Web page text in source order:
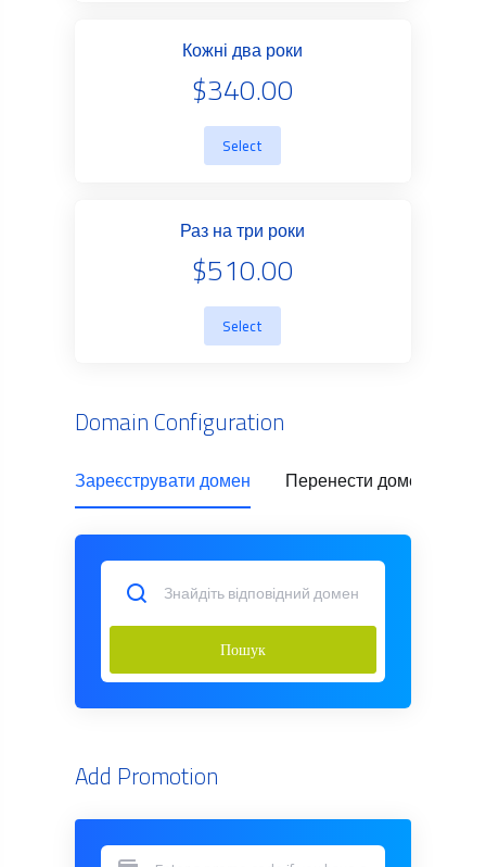
Кожні два роки
$340.00
Select
Раз на три роки
$510.00
Select
Domain Configuration
Зареєструвати домен Перенести домен
Пошук
Add Promotion